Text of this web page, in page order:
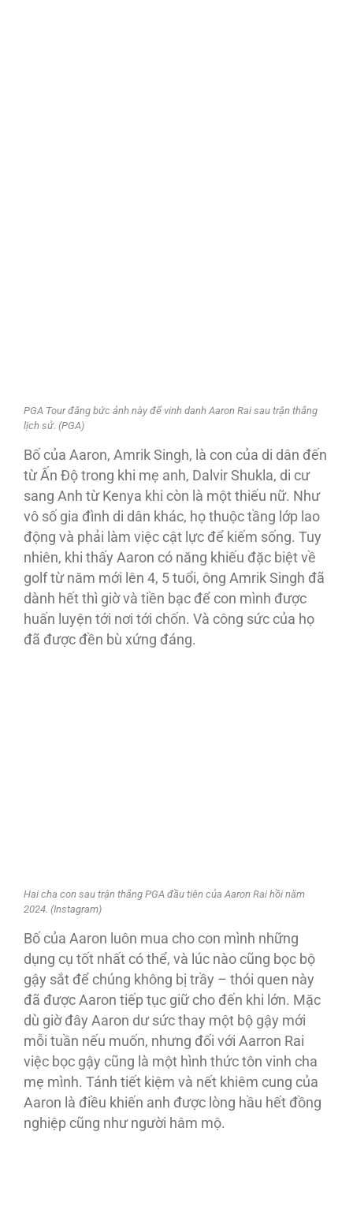
PGA Tour đăng bức ảnh này để vinh danh Aaron Rai sau trận thắng
lịch sử. (PGA)
Bố của Aaron, Amrik Singh, là con của di dân đến
từ Ấn Độ trong khi mẹ anh, Dalvir Shukla, di cư
sang Anh từ Kenya khi còn là một thiếu nữ. Như
vô số gia đình di dân khác, họ thuộc tầng lớp lao
động và phải làm việc cật lực để kiếm sống. Tuy
nhiên, khi thấy Aaron có năng khiếu đặc biệt về
golf từ năm mới lên 4, 5 tuổi, ông Amrik Singh đã
dành hết thì giờ và tiền bạc để con mình được
huấn luyện tới nơi tới chốn. Và công sức của họ
đã được đền bù xứng đáng.
Hai cha con sau trận thắng PGA đầu tiên của Aaron Rai hồi năm
2024. (Instagram)
Bố của Aaron luôn mua cho con mình những
dụng cụ tốt nhất có thể, và lúc nào cũng bọc bộ
gậy sắt để chúng không bị trầy – thói quen này
đã được Aaron tiếp tục giữ cho đến khi lớn. Mặc
dù giờ đây Aaron dư sức thay một bộ gậy mới
mỗi tuần nếu muốn, nhưng đối với Aarron Rai
việc bọc gậy cũng là một hình thức tôn vinh cha
mẹ mình. Tánh tiết kiệm và nết khiêm cung của
Aaron là điều khiến anh được lòng hầu hết đồng
nghiệp cũng như người hâm mộ.